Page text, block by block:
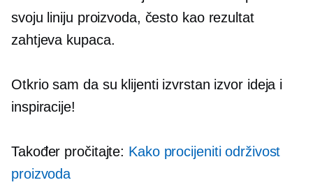
svoju liniju proizvoda, često kao rezultat
zahtjeva kupaca.
Otkrio sam da su klijenti izvrstan izvor ideja i
inspiracije!
Također pročitajte: Kako procijeniti održivost
proizvoda